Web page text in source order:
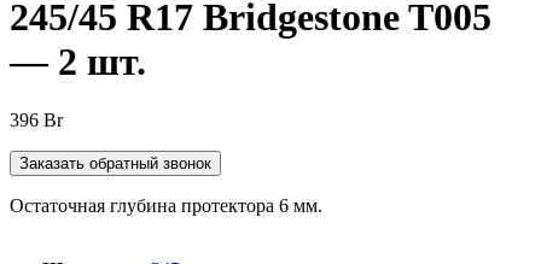
245/45 R17 Bridgestone T005
— 2 шт.
396 Br
Заказать обратный звонок
Остаточная глубина протектора 6 мм.